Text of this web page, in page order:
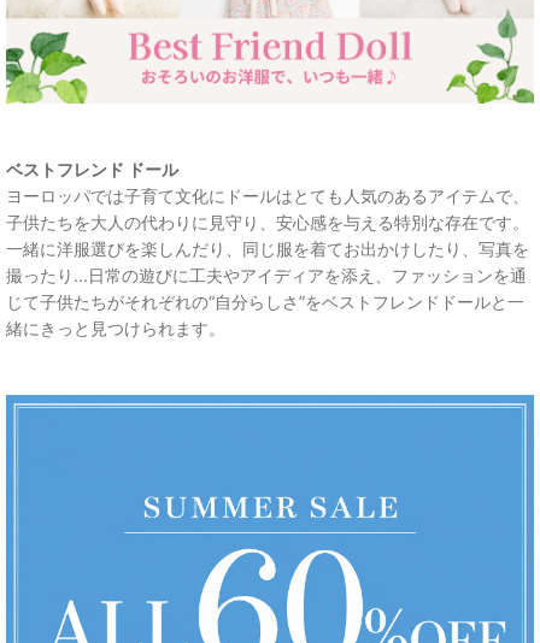
ベストフレンド ドール
ヨーロッパでは子育て文化にドールはとても人気のあるアイテムで、
子供たちを大人の代わりに見守り、安心感を与える特別な存在です。
一緒に洋服選びを楽しんだり、同じ服を着てお出かけしたり、写真を
撮ったり...日常の遊びに工夫やアイディアを添え、ファッションを通
じて子供たちがそれぞれの“自分らしさ”をベストフレンドドールと一
緒にきっと見つけられます。